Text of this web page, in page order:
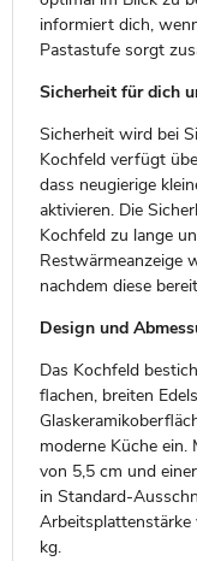
informiert dich,
Pastastufe sorgt
Sicherheit für dich
Sicherheit wird bei
Kochfeld verfügt
dass neugierige
aktivieren. Die
Kochfeld zu lange
Restwärmeanzeige
nachdem diese
Design und
Das Kochfeld
flachen, breiten
moderne Küche ein.
von 5,5 cm und
in Standard-
Arbeitsplattenstärke
kg.